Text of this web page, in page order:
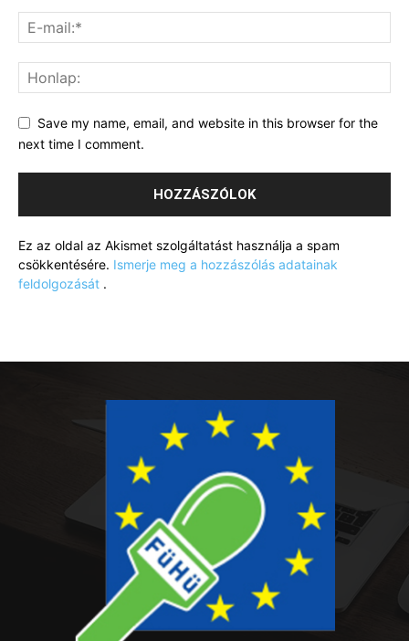
Save my name, email, and website in this browser for the
next time I comment.
Ez az oldal az Akismet szolgáltatást használja a spam
csökkentésére. Ismerje meg a hozzászólás adatainak
feldolgozását .